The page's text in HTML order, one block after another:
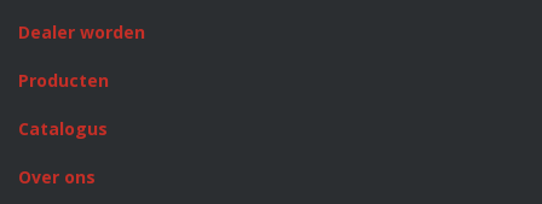
Dealer worden
Producten
Catalogus
Over ons